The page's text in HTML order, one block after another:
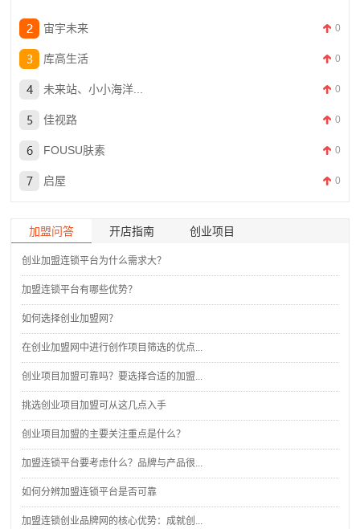
宙宇未来 0
库高生活 0
未来站、小小海洋... 0
佳视路 0
FOUSU肤素 0
启屋 0
加盟问答 开店指南 创业项目
创业加盟连锁平台为什么需求大？
加盟连锁平台有哪些优势？
如何选择创业加盟网？
在创业加盟网中进行创作项目筛选的优点...
创业项目加盟可靠吗？要选择合适的加盟...
挑选创业项目加盟可从这几点入手
创业项目加盟的主要关注重点是什么？
加盟连锁平台要考虑什么？品牌与产品很...
如何分辨加盟连锁平台是否可靠
加盟连锁创业品牌网的核心优势：成就创...